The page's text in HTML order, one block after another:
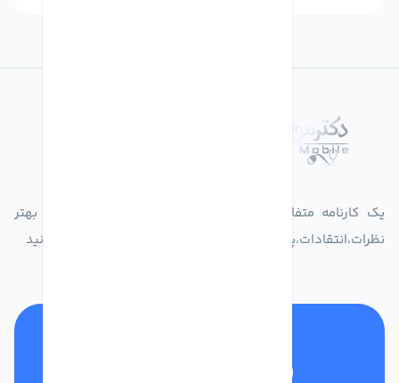
یک کارنامه متفاوت از زندگیت ثبت کن برای ارایه خدمات بهتر
نظرات،انتقادات،پیشنهاداتتان را به سامانه 30004719 ارسال کنید